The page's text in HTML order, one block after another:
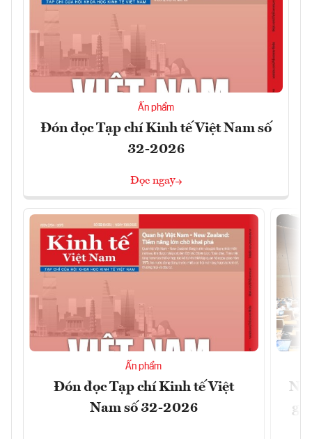
Ấn phẩm
Đón đọc Tạp chí Kinh tế Việt Nam số
32-2026
Đọc ngay
Ấn phẩm
Đón đọc Tạp chí Kinh tế Việt
Nam số 32-2026